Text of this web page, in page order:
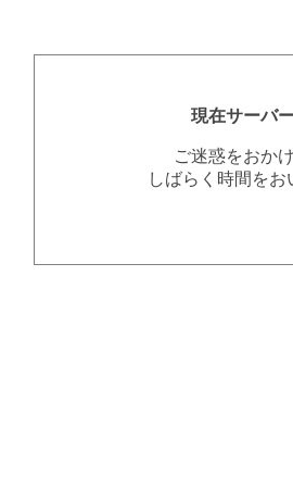
現在サーバ
ご迷惑をおか
しばらく時間を